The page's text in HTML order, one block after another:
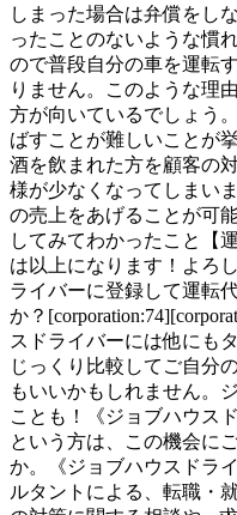
しまった場合は弁償をし
ったことのないような慣
ので普段自分の車を運転
りません。このような理
方が向いているでしょう
ばすことが難しいことが
酒を飲まれた方を顧客の
様が少なくなってしまい
の売上をあげることが可
してみてわかったこと【
は以上になります！よろ
ライバーに登録して運転
か？
スドライバーには他にも
じっくり比較してご自分
もいいかもしれません。
ことも！《ジョブハウス
という方は、この機会に
か。《ジョブハウスドラ
ルタントによる、転職・